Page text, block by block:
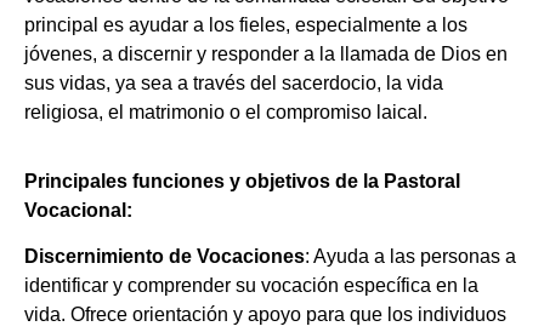
principal es ayudar a los fieles, especialmente a los
jóvenes, a discernir y responder a la llamada de Dios en
sus vidas, ya sea a través del sacerdocio, la vida
religiosa, el matrimonio o el compromiso laical.
Principales funciones y objetivos de la Pastoral
Vocacional:
Discernimiento de Vocaciones: Ayuda a las personas a
identificar y comprender su vocación específica en la
vida. Ofrece orientación y apoyo para que los individuos